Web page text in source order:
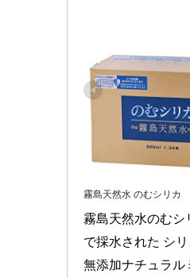
霧島天然水 のむシリカ
霧島天然水のむシ
で採水された シ
無添加ナチュラル